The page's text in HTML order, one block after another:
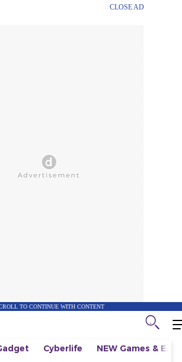
CLOSE AD
TO CONTINUE WITH CONTENT
Cyberlife NEW Games &